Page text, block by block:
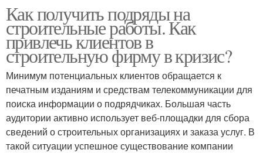
Как получить подряды на
строительные работы. Как
привлечь клиентов в
строительную фирму в кризис?
Минимум потенциальных клиентов обращается к
печатным изданиям и средствам телекоммуникации для
поиска информации о подрядчиках. Большая часть
аудитории активно использует веб-площадки для сбора
сведений о строительных организациях и заказа услуг. В
такой ситуации успешное существование компании